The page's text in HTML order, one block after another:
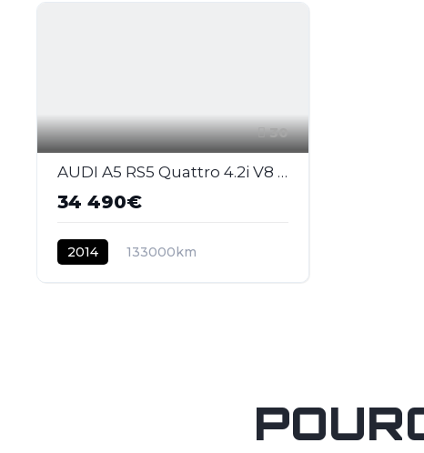
30
AUDI A5 RS5 Quattro 4.2i V8 FSI - BV S-tronic RS5 COUPE . PHASE 2
34 490€
2014
133000km